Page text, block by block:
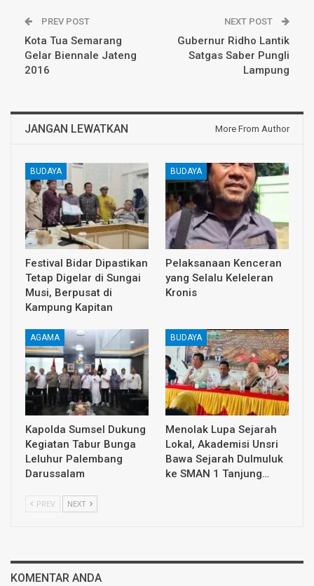
PREV POST
Kota Tua Semarang
Gelar Biennale Jateng
2016
NEXT POST
Gubernur Ridho Lantik
Satgas Saber Pungli
Lampung
JANGAN LEWATKAN More From Author
BUDAYA
Festival Bidar Dipastikan
Tetap Digelar di Sungai
Musi, Berpusat di
Kampung Kapitan
BUDAYA
Pelaksanaan Kenceran
yang Selalu Keleleran
Kronis
AGAMA
Kapolda Sumsel Dukung
Kegiatan Tabur Bunga
Leluhur Palembang
Darussalam
BUDAYA
Menolak Lupa Sejarah
Lokal, Akademisi Unsri
Bawa Sejarah Dulmuluk
ke SMAN 1 Tanjung…
PREV NEXT
KOMENTAR ANDA